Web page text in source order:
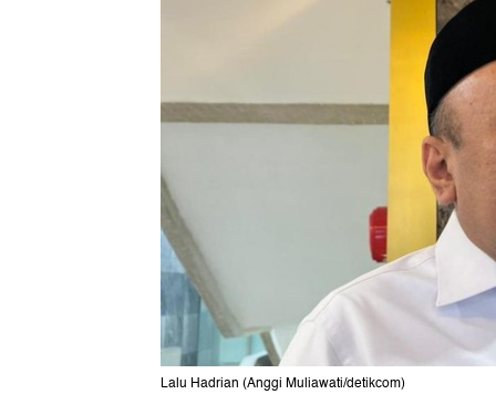
Lalu Hadrian (Anggi Muliawati/detikcom)